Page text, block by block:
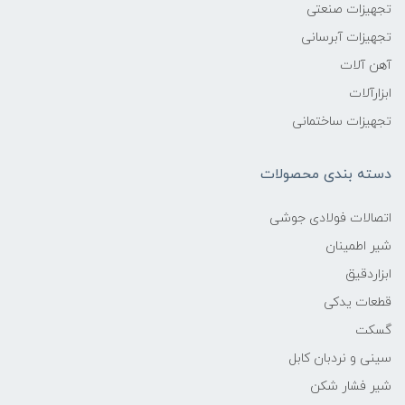
تجهیزات صنعتی
تجهیزات آبرسانی
آهن آلات
ابزارآلات
تجهیزات ساختمانی
دسته بندی محصولات
اتصالات فولادی جوشی
شیر اطمینان
ابزاردقیق
قطعات یدکی
گسکت
سینی و نردبان کابل
شیر فشار شکن